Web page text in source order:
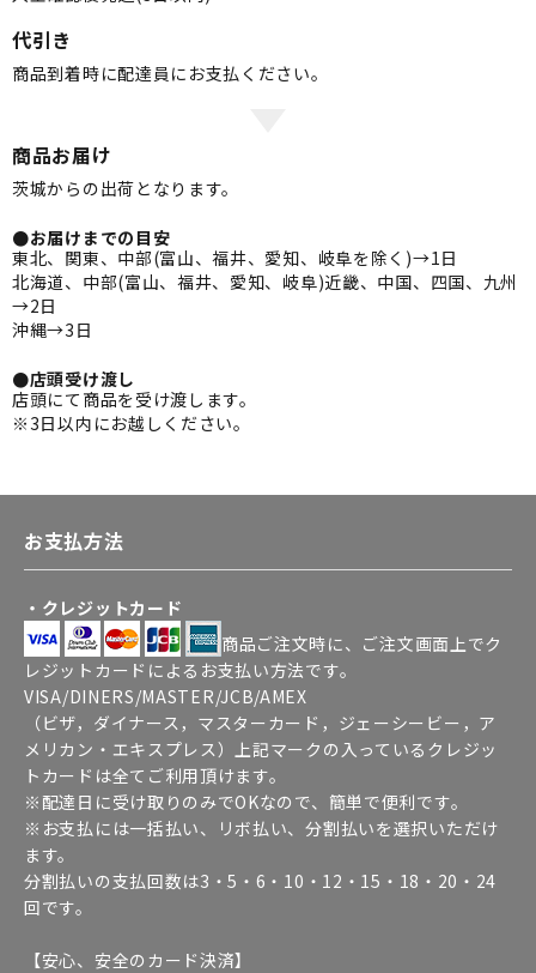
代引き
商品到着時に配達員にお支払ください。
商品お届け
茨城からの出荷となります。
●お届けまでの目安
東北、関東、中部(富山、福井、愛知、岐阜を除く)→1日
北海道、中部(富山、福井、愛知、岐阜)近畿、中国、四国、九州
→2日
沖縄→3日
●店頭受け渡し
店頭にて商品を受け渡します。
※3日以内にお越しください。
お支払方法
・クレジットカード
商品ご注文時に、ご注文画面上でク
レジットカードによるお支払い方法です。
VISA/DINERS/MASTER/JCB/AMEX
（ビザ，ダイナース，マスターカード，ジェーシービー，ア
メリカン・エキスプレス）上記マークの入っているクレジッ
トカードは全てご利用頂けます。
※配達日に受け取りのみでOKなので、簡単で便利です。
※お支払には一括払い、リボ払い、分割払いを選択いただけ
ます。
分割払いの支払回数は3・5・6・10・12・15・18・20・24
回です。
【安心、安全のカード決済】